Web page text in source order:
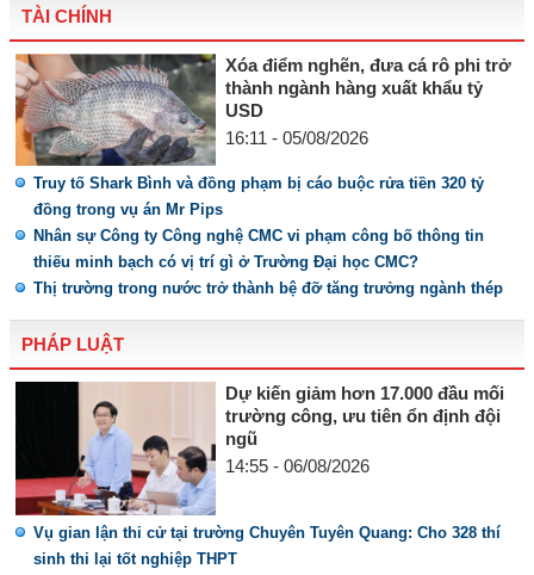
TÀI CHÍNH
Xóa điểm nghẽn, đưa cá rô phi trở
thành ngành hàng xuất khẩu tỷ
USD
16:11 - 05/08/2026
Truy tố Shark Bình và đồng phạm bị cáo buộc rửa tiền 320 tỷ
đồng trong vụ án Mr Pips
Nhân sự Công ty Công nghệ CMC vi phạm công bố thông tin
thiếu minh bạch có vị trí gì ở Trường Đại học CMC?
Thị trường trong nước trở thành bệ đỡ tăng trưởng ngành thép
PHÁP LUẬT
Dự kiến giảm hơn 17.000 đầu mối
trường công, ưu tiên ổn định đội
ngũ
14:55 - 06/08/2026
Vụ gian lận thi cử tại trường Chuyên Tuyên Quang: Cho 328 thí
sinh thi lại tốt nghiệp THPT